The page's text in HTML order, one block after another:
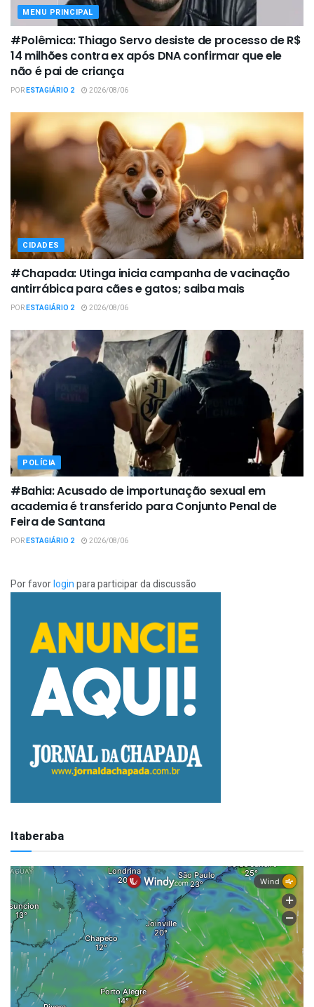
MENU PRINCIPAL
#Polêmica: Thiago Servo desiste de processo de R$
14 milhões contra ex após DNA confirmar que ele
não é pai de criança
PORESTAGIÁRIO 2 2026/08/06
CIDADES
#Chapada: Utinga inicia campanha de vacinação
antirrábica para cães e gatos; saiba mais
PORESTAGIÁRIO 2 2026/08/06
POLÍCIA
#Bahia: Acusado de importunação sexual em
academia é transferido para Conjunto Penal de
Feira de Santana
PORESTAGIÁRIO 2 2026/08/06
Por favorloginpara participar da discussão
Itaberaba